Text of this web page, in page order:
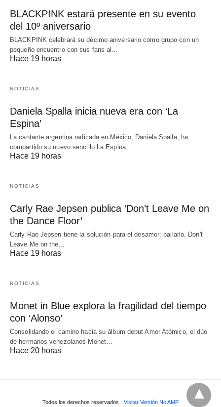
BLACKPINK estará presente en su evento
del 10º aniversario
BLACKPINK celebrará su décimo aniversario como grupo con un
pequeño encuentro con sus fans al…
Hace 19 horas
NOTICIAS
Daniela Spalla inicia nueva era con ‘La
Espina’
La cantante argentina radicada en México, Daniela Spalla, ha
compartido su nuevo sencillo La Espina,…
Hace 19 horas
NOTICIAS
Carly Rae Jepsen publica ‘Don’t Leave Me on
the Dance Floor’
Carly Rae Jepsen tiene la solución para el desamor: bailarlo. Don't
Leave Me on the…
Hace 19 horas
NOTICIAS
Monet in Blue explora la fragilidad del tiempo
con ‘Alonso’
Consolidando el camino hacia su álbum debut Amor Atómico, el dúo
de hermanos venezolanos Monet…
Hace 20 horas
Todos los derechos reservados Visitar Versión No AMP